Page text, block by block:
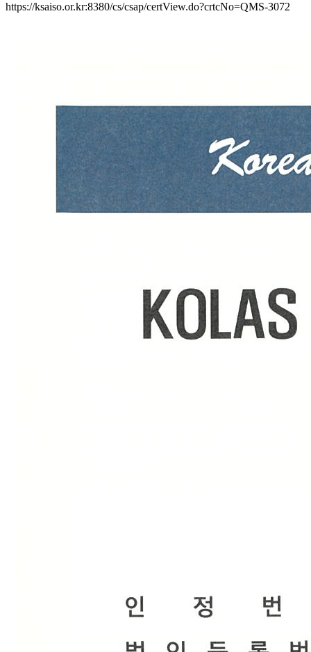
https://ksaiso.or.kr:8380/cs/csap/certView.do?crtcNo=QMS-3072